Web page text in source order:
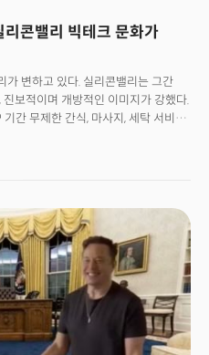
차지하고 있습니다. 지난해 출시한
렴한 499달러(약 69만 원)에 출시돼
'비전 프로'의 절반 가격도 안 됩니다.
콘밸리 빅테크 문화가
가 변하고 있다. 실리콘밸리는 그간
보적이며 개방적인 이미지가 강했다.
간 무제한 간식, 마사지, 세탁 서비스
개발 업무가 많아 기존 기업의 근무
고용시장과 함께 소위 '실리콘밸리식'